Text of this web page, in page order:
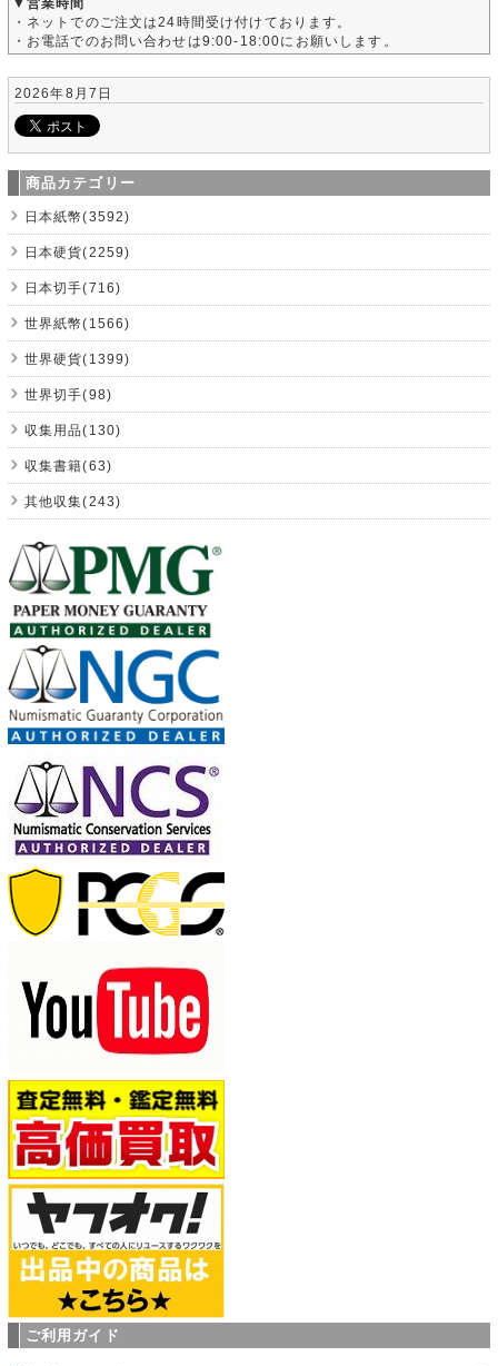
▼営業時間
・ネットでのご注文は24時間受け付けております。
・お電話でのお問い合わせは9:00-18:00にお願いします。
2026年8月7日
商品カテゴリー
日本紙幣(3592)
日本硬貨(2259)
日本切手(716)
世界紙幣(1566)
世界硬貨(1399)
世界切手(98)
収集用品(130)
収集書籍(63)
其他収集(243)
ご利用ガイド